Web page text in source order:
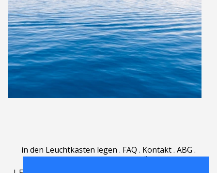
in den Leuchtkasten legen . FAQ . Kontakt. ABG .